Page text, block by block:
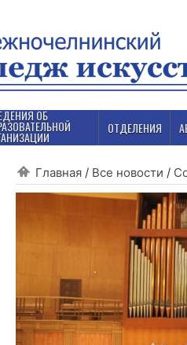
ОБ
ОТДЕЛЕНИЯ
Главная / Все новости /